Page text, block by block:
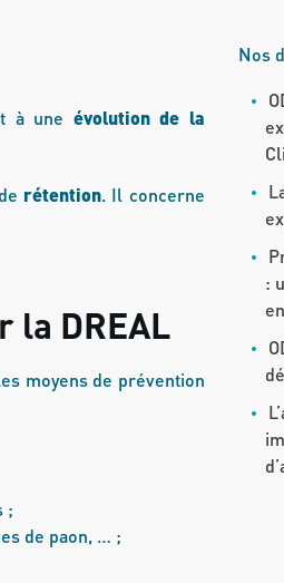
à une évolution de la
rétention. Il concerne
la DREAL
moyens de prévention
;
de paon, … ;
Nos
: